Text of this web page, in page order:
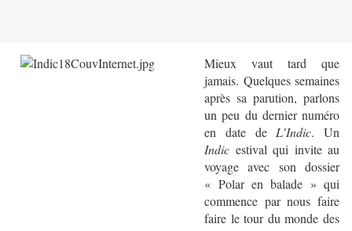
Mieux vaut tard que
jamais. Quelques semaines
après sa parution, parlons
un peu du dernier numéro
en date de L’Indic. Un
Indic estival qui invite au
voyage avec son dossier
« Polar en balade » qui
commence par nous faire
faire le tour du monde des